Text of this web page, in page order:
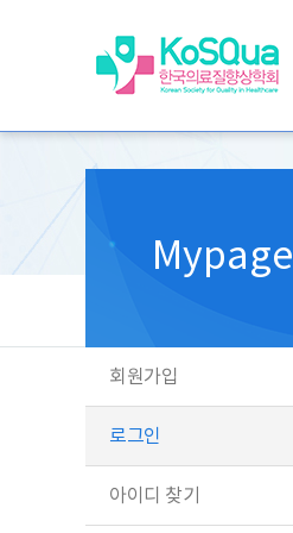
Mypage
회원가입
로그인
아이디 찾기